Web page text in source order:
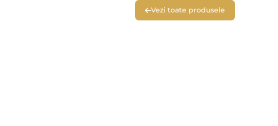
Vezi toate produsele